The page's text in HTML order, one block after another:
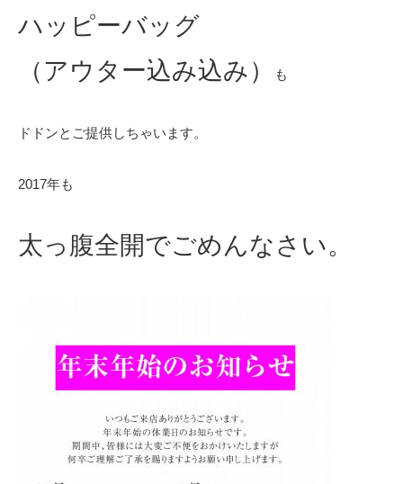
ハッピーバッグ
（アウター込み込み）
も
ドドンとご提供しちゃいます。
2017年も
太っ腹全開でごめんなさい。